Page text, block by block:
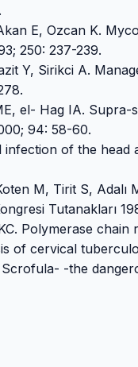
E, Ozcan K.
250: 237-239.
Y, Sirikci A.
el- Hag IA.
94: 58-60.
of the head
M, Tirit S,
Tutanakları
Polymerase
of cervical
-the